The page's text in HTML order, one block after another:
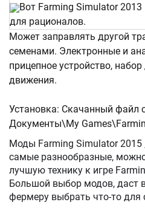
Вот Farming Simulator
для рационалов.
Может заправлять другой
семенами. Электронные и
прицепное устройство,
движения.
Установка: Скачанный файл
Документы\My
Моды Farming Simulator 2015 , на нашем сайте бывают
самые разнообразные,
лучшую технику к игре Farming
Большой выбор модов, даст
фермеру выбрать что-то для